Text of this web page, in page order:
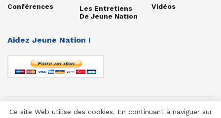
Conférences
Les Entretiens
De Jeune Nation
Vidéos
Aidez Jeune Nation !
Ce site Web utilise des cookies. En continuant à naviguer sur